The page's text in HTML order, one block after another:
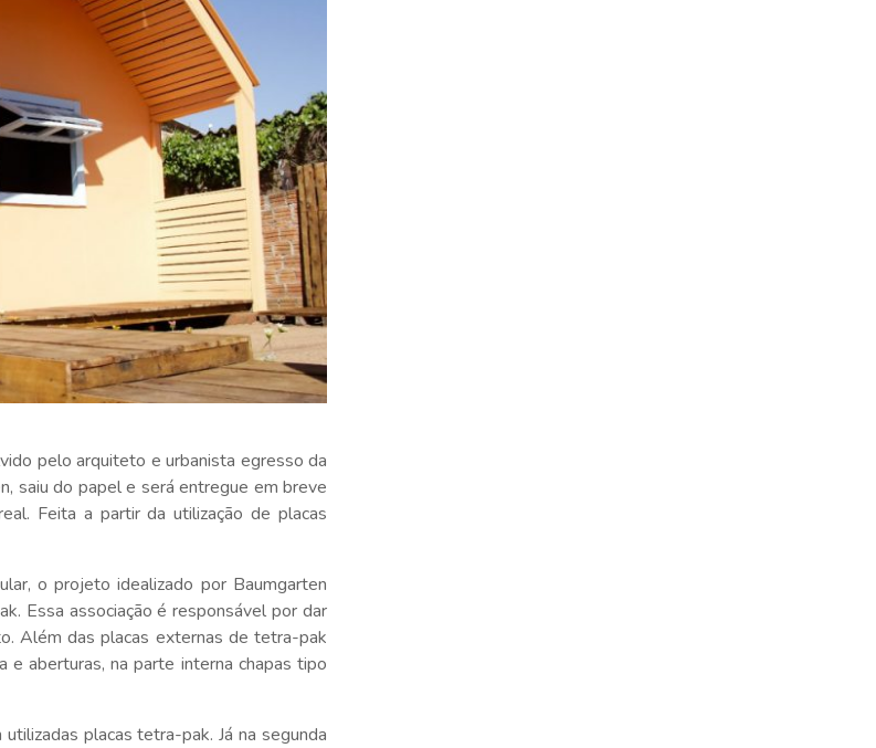
pelo arquiteto e urbanista egresso da
saiu do papel e será entregue em breve
Feita a partir da utilização de placas
o projeto idealizado por Baumgarten
Essa associação é responsável por dar
Além das placas externas de tetra-pak
e aberturas, na parte interna chapas tipo
placas tetra-pak. Já na segunda